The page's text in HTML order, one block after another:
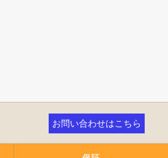
お問い合わせはこちら